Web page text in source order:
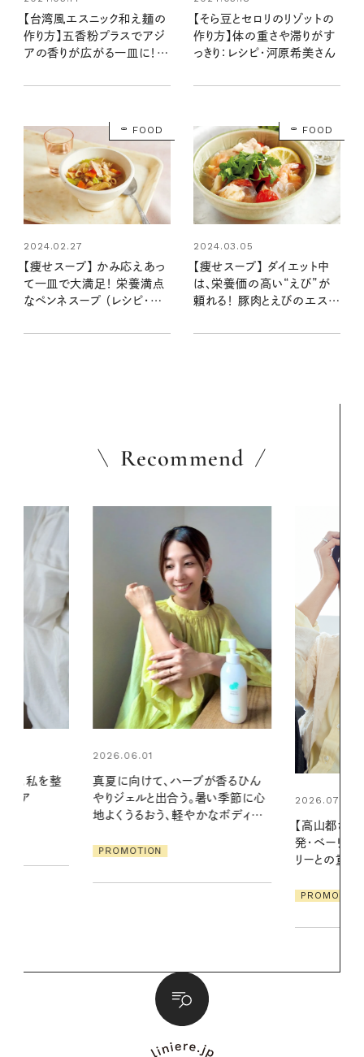
【台湾風エスニック和え麺の
作り方】五香粉プラスでアジ
アの香りが広がる一皿に！：
【そら豆とセロリのリゾットの
作り方】体の重さや滞りがす
っきり：レシピ・河原希美さん
FOOD
2024.02.27
【痩せスープ】 かみ応えあっ
て一皿で大満足！ 栄養満点
なペンネスープ （レシピ・牛
FOOD
2024.03.05
【痩せスープ】 ダイエット中
は、栄養価の高い“えび”が
頼れる！ 豚肉とえびのエスニ
理恵さん）
Recommend
が香るひん
い季節に心
2026.07.21
【高山都さんが楽しむデンマーク
リーとの重ねづけも素敵な大人の
2026.06.01
の一日。汗ば
PROMOTION